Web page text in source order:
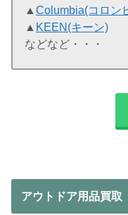
▲Columbia(コロン
▲ KEEN(キーン)
などなど・・・
アウトドア用品買取